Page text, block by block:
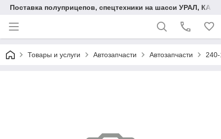
Поставка полуприцепов, спецтехники на шасси УРАЛ,
Товары и услуги Автозапчасти Автозапчасти